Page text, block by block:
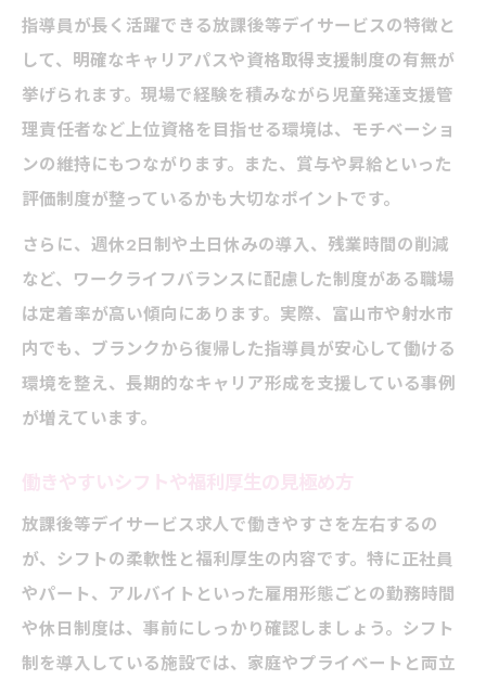
指導員が長く活躍できる放課後等デイサービスの特徴と
して、明確なキャリアパスや資格取得支援制度の有無が
挙げられます。現場で経験を積みながら児童発達支援管
理責任者など上位資格を目指せる環境は、モチベーショ
ンの維持にもつながります。また、賞与や昇給といった
評価制度が整っているかも大切なポイントです。
さらに、週休2日制や土日休みの導入、残業時間の削減
など、ワークライフバランスに配慮した制度がある職場
は定着率が高い傾向にあります。実際、富山市や射水市
内でも、ブランクから復帰した指導員が安心して働ける
環境を整え、長期的なキャリア形成を支援している事例
が増えています。
働きやすいシフトや福利厚生の見極め方
放課後等デイサービス求人で働きやすさを左右するの
が、シフトの柔軟性と福利厚生の内容です。特に正社員
やパート、アルバイトといった雇用形態ごとの勤務時間
や休日制度は、事前にしっかり確認しましょう。シフト
制を導入している施設では、家庭やプライベートと両立